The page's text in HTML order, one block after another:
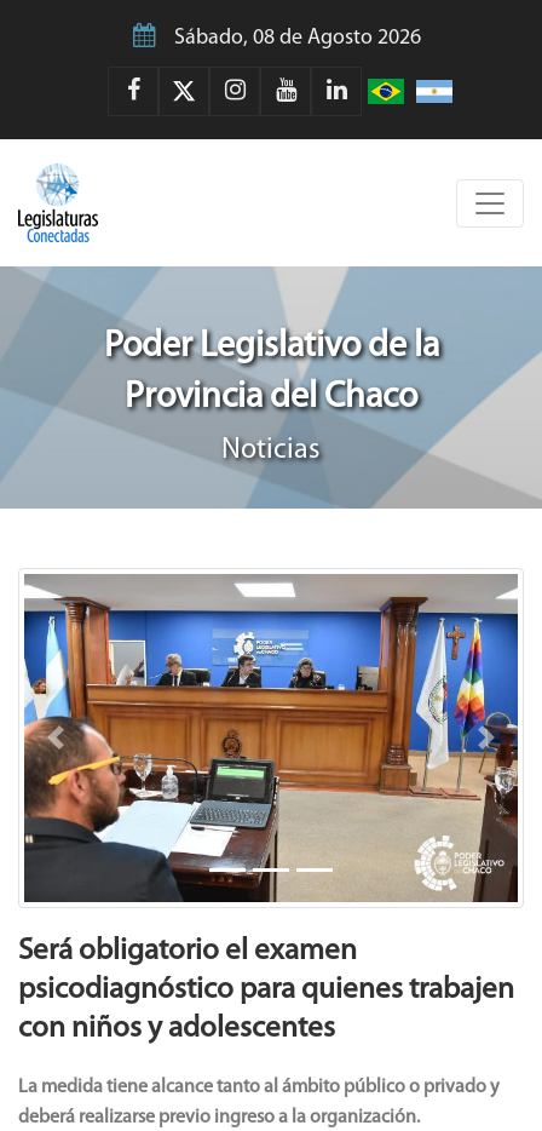
Sábado, 08 de Agosto 2026
Poder Legislativo de la
Provincia del Chaco
Noticias
Previous Next
Será obligatorio el examen
psicodiagnóstico para quienes trabajen
con niños y adolescentes
La medida tiene alcance tanto al ámbito público o privado y
deberá realizarse previo ingreso a la organización.